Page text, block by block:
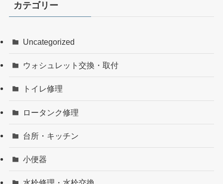
カテゴリー
Uncategorized
ウォシュレット交換・取付
トイレ修理
ロータンク修理
台所・キッチン
小便器